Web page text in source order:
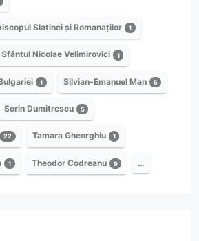
Slatinei și Romanaților 1
Sfântul Nicolae Velimirovici 1
1 Silvian-Emanuel Man 5
Sorin Dumitrescu 5
22 Tamara Gheorghiu 1
1 Theodor Codreanu 9 …